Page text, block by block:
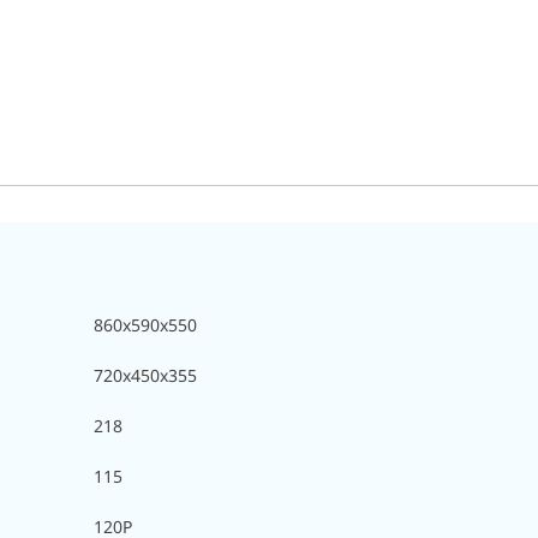
860x590x550
720x450x355
218
115
120P